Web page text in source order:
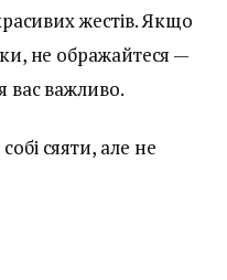
жестів. Якщо
не ображайтеся —
вас важливо.
сяяти, але не